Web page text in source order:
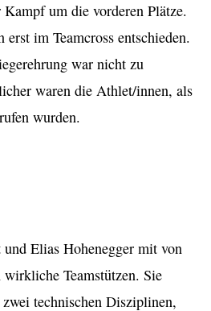
Kampf um die vorderen Plätze.
im Teamcross entschieden.
war nicht zu
waren die Athlet/innen, als
wurden.
Elias Hohenegger mit von
Teamstützen. Sie
technischen Disziplinen,